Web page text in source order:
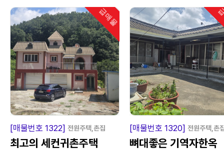
급매물
인기
급 매 물
[매물번호 1322] 전원주택,촌집
최고의 세컨귀촌주택
급 매
[매물번호 1320] 전원주택,촌
뼈대좋은 기역자한옥